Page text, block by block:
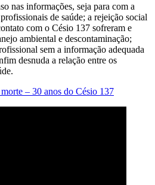
nas informações, seja para com a
de saúde; a rejeição social
com o Césio 137 sofreram e
ambiental e descontaminação;
sem a informação adequada
desnuda a relação entre os
– 30 anos do Césio 137